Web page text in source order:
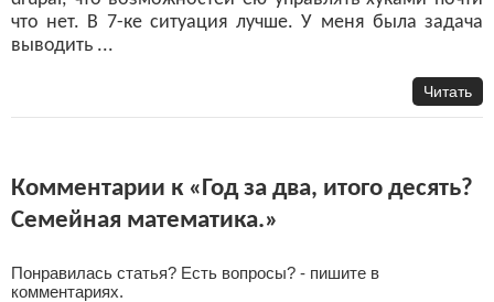
что нет. В 7-ке ситуация лучше. У меня была задача
выводить ...
Читать
Комментарии к «Год за два, итого десять?
Семейная математика.»
Понравилась статья? Есть вопросы? - пишите в
комментариях.